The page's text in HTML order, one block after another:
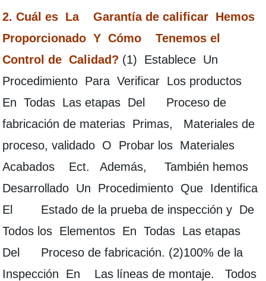
2. Cuál es La Garantía de calificar Hemos
Proporcionado Y Cómo Tenemos el
Control de Calidad? (1) Establece Un
Procedimiento Para Verificar Los productos
En Todas Las etapas Del Proceso de
fabricación de materias Primas, Materiales de
proceso, validado O Probar los Materiales
Acabados Ect. Además, También hemos
Desarrollado Un Procedimiento Que Identifica
El Estado de la prueba de inspección y De
Todos los Elementos En Todas Las etapas
Del Proceso de fabricación. (2)100% de la
Inspección En Las líneas de montaje. Todos